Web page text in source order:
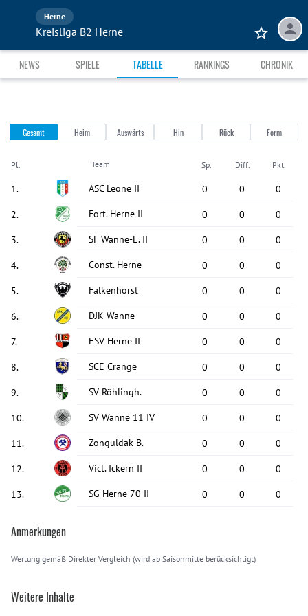
Herne
Kreisliga B2 Herne
NEWS SPIELE TABELLE RANKINGS CHRONIK
Gesamt Heim Auswärts Hin Rück Form
Pl. Team Sp. Diff. Pkt.
1. ASC Leone II 0 0 0
2. Fort. Herne II 0 0 0
3. SF Wanne-E. II 0 0 0
4. Const. Herne 0 0 0
5. Falkenhorst 0 0 0
6. DJK Wanne 0 0 0
7. ESV Herne II 0 0 0
8. SCE Crange 0 0 0
9. SV Röhlingh. 0 0 0
10. SV Wanne 11 IV 0 0 0
11. Zonguldak B. 0 0 0
12. Vict. Ickern II 0 0 0
13. SG Herne 70 II 0 0 0
Anmerkungen
Wertung gemäß Direkter Vergleich (wird ab Saisonmitte berücksichtigt)
Weitere Inhalte